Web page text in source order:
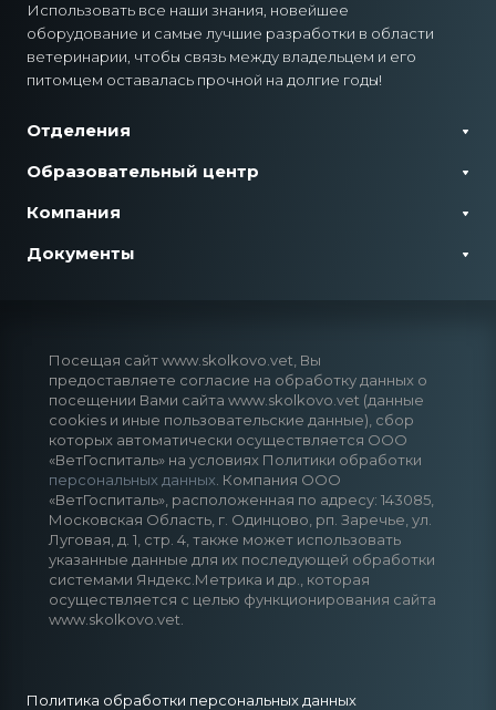
Использовать все наши знания, новейшее
оборудование и самые лучшие разработки в области
ветеринарии, чтобы связь между владельцем и его
питомцем оставалась прочной на долгие годы!
Отделения
Образовательный центр
Компания
Документы
Посещая сайт www.skolkovo.vet, Вы
предоставляете согласие на обработку данных о
посещении Вами сайта www.skolkovo.vet (данные
cookies и иные пользовательские данные), сбор
которых автоматически осуществляется ООО
«ВетГоспиталь» на условиях Политики обработки
персональных данных . Компания ООО
«ВетГоспиталь», расположенная по адресу: 143085,
Московская Область, г. Одинцово, рп. Заречье, ул.
Луговая, д. 1, стр. 4, также может использовать
указанные данные для их последующей обработки
системами Яндекс.Метрика и др., которая
осуществляется с целью функционирования сайта
www.skolkovo.vet.
Политика обработки персональных данных